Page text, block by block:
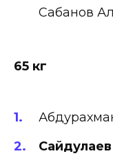
Сабанов
65 кг